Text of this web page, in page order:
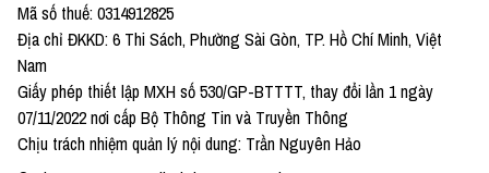
Mã số thuế: 0314912825
Địa chỉ ĐKKD: 6 Thi Sách, Phường Sài Gòn, TP. Hồ Chí Minh, Việt
Nam
Giấy phép thiết lập MXH số 530/GP-BTTTT, thay đổi lần 1 ngày
07/11/2022 nơi cấp Bộ Thông Tin và Truyền Thông
Chịu trách nhiệm quản lý nội dung: Trần Nguyên Hảo